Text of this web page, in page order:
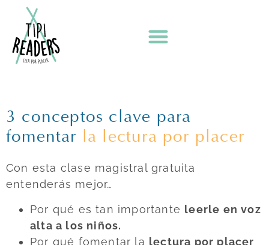
Clase magistral gratuita
Clase magistral gratuita
3 conceptos clave para
fomentar la lectura por placer
Con esta clase magistral gratuita
entenderás mejor…
Por qué es tan importante leerle en voz
alta a los niños.
Por qué fomentar la lectura por placer